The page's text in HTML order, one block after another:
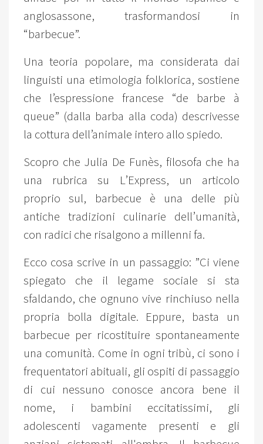
anglosassone, trasformandosi in
“barbecue”.
Una teoria popolare, ma considerata dai
linguisti una etimologia folklorica, sostiene
che l’espressione francese “de barbe à
queue” (dalla barba alla coda) descrivesse
la cottura dell’animale intero allo spiedo.
Scopro che Julia De Funès, filosofa che ha
una rubrica su L’Express, un articolo
proprio sul, barbecue è una delle più
antiche tradizioni culinarie dell’umanità,
con radici che risalgono a millenni fa.
Ecco cosa scrive in un passaggio: ”Ci viene
spiegato che il legame sociale si sta
sfaldando, che ognuno vive rinchiuso nella
propria bolla digitale. Eppure, basta un
barbecue per ricostituire spontaneamente
una comunità. Come in ogni tribù, ci sono i
frequentatori abituali, gli ospiti di passaggio
di cui nessuno conosce ancora bene il
nome, i bambini eccitatissimi, gli
adolescenti vagamente presenti e gli